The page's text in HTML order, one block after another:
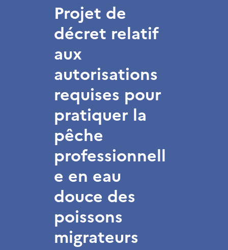
Projet de
décret relatif
aux
autorisations
requises pour
pratiquer la
pêche
professionnell
e en eau
douce des
poissons
migrateurs